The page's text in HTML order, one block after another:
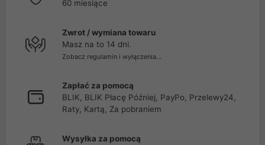
60 miesiące
Zwrot / wymiana towaru
Masz na to 14 dni.
Zobacz regulamin i wyłączenia...
Zapłać za pomocą
BLIK, BLIK Płacę Później, PayPo, Przelewy24,
Raty, Kartą, Za pobraniem
Wysyłka za pomocą